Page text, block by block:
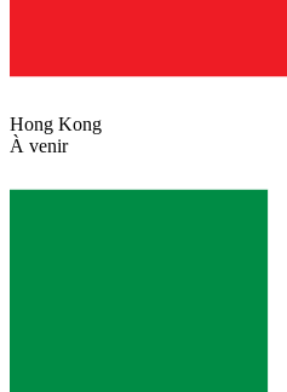
Hong Kong
À venir